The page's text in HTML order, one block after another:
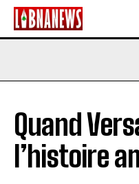
Quand
l’histoire